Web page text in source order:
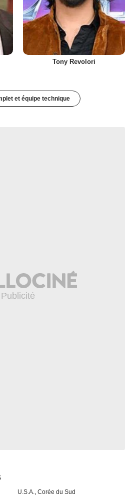
Tony Revolori
et équipe technique
U.S.A., Corée du Sud